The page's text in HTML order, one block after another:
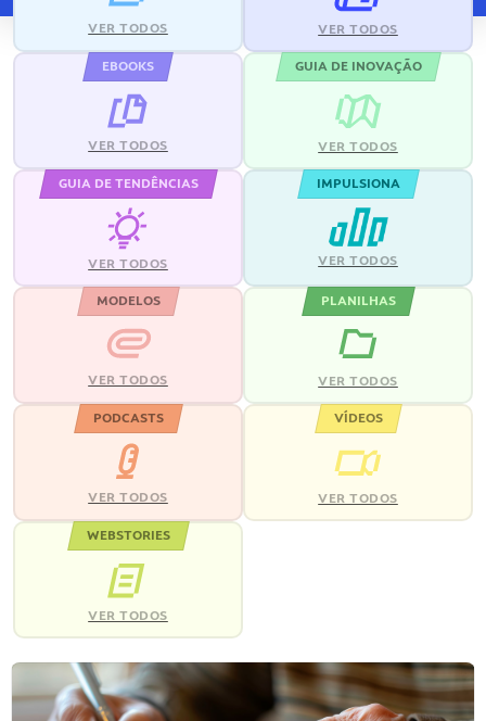
VER TODOS VER TODOS
EBOOKS
VER TODOS
GUIA DE INOVAÇÃO
VER TODOS
GUIA DE TENDÊNCIAS
VER TODOS
IMPULSIONA
VER TODOS
MODELOS
VER TODOS
PLANILHAS
VER TODOS
PODCASTS
VER TODOS
VÍDEOS
VER TODOS
WEBSTORIES
VER TODOS